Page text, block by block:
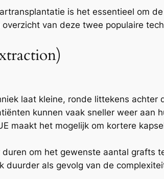
is het essentieel om de
van deze twee populaire
laat kleine, ronde littekens achter
kunnen vaak sneller weer aan
maakt het mogelijk om kortere
om het gewenste aantal grafts
duurder als gevolg van de